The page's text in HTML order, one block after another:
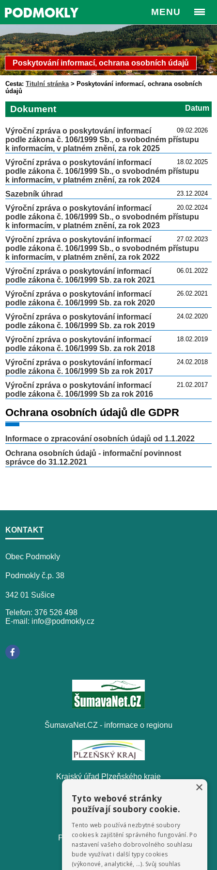
MENU
Poskytování informací, ochrana osobních údajů
Cesta: Titulní stránka> Poskytování informací, ochrana osobních
údajů
Datum
Dokument
09.02.2026
Výroční zpráva o poskytování informací
podle zákona č. 106/1999 Sb., o svobodném přístupu
k informacím, v platném znění, za rok 2025
18.02.2025
Výroční zpráva o poskytování informací
podle zákona č. 106/1999 Sb., o svobodném přístupu
k informacím, v platném znění, za rok 2024
23.12.2024
Sazebník úhrad
20.02.2024
Výroční zpráva o poskytování informací
podle zákona č. 106/1999 Sb., o svobodném přístupu
k informacím, v platném znění, za rok 2023
27.02.2023
Výroční zpráva o poskytování informací
podle zákona č. 106/1999 Sb., o svobodném přístupu
k informacím, v platném znění, za rok 2022
06.01.2022
Výroční zpráva o poskytování informací
podle zákona č. 106/1999 Sb. za rok 2021
26.02.2021
Výroční zpráva o poskytování informací
podle zákona č. 106/1999 Sb. za rok 2020
24.02.2020
Výroční zpráva o poskytování informací
podle zákona č. 106/1999 Sb. za rok 2019
18.02.2019
Výroční zpráva o poskytování informací
podle zákona č. 106/1999 Sb. za rok 2018
24.02.2018
Výroční zpráva o poskytování informací
podle zákona č. 106/1999 Sb za rok 2017
21.02.2017
Výroční zpráva o poskytování informací
podle zákona č. 106/1999 Sb za rok 2016
Ochrana osobních údajů dle GDPR
Informace o zpracování osobních údajů od 1.1.2022
Ochrana osobních údajů - informační povinnost
správce do 31.12.2021
KONTAKT
Obec Podmokly
Podmokly č.p. 38
342 01 Sušice
Telefon: 376 526 498
E-mail: info@podmokly.cz
ŠumavaNet.CZ - informace o regionu
Krajský úřad Plzeňského kraje
Pošumavská odpadová, s.r.o.
×
Tyto webové stránky
používají soubory cookie.
Tento web používá nezbytné soubory
cookies k zajištění správného fungování. Po
nastavení vašeho dobrovolného souhlasu
bude využívat i další typy cookies
(výkonové, analytické, …). Svůj souhlas